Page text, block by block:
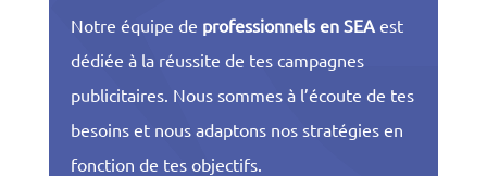
Notre équipe de professionnels en SEAest
dédiée à la réussite de tes campagnes
publicitaires. Nous sommes à l’écoute de tes
besoins et nous adaptons nos stratégies en
fonction de tes objectifs.